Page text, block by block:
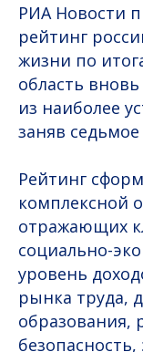
РИА Новости
рейтинг
жизни по
область
из наиболее
заняв
Рейтинг
комплексной
отражающих
социально-
уровень
рынка труда,
образования,